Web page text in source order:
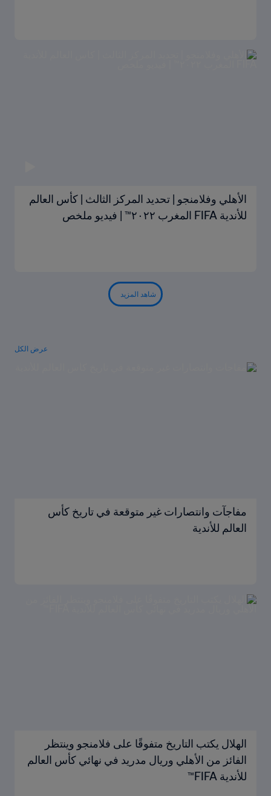
الأهلي وفلامنجو | تحديد المركز الثالث | كأس العالم
للأندية FIFA المغرب ٢٠٢٢™ | فيديو ملخص
شاهد المزيد
عرض الكل
مفاجآت وانتصارات غير متوقعة في تاريخ كأس
العالم للأندية
الهلال يكتب التاريخ متفوقًا على فلامنجو وينتظر
الفائز من الأهلي وريال مدريد في نهائي كأس العالم
للأندية FIFA™